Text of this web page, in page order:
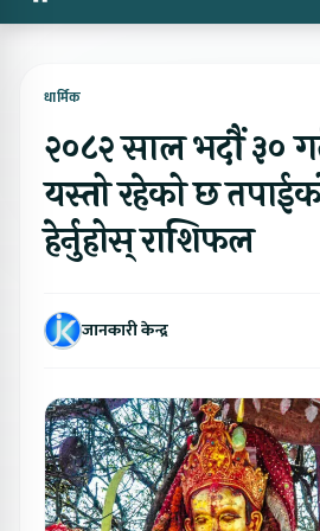
धार्मिक
२०८२ साल भदौं ३०
यस्तो रहेको छ
हेर्नुहोस् राशिफल
जानकारी केन्द्र